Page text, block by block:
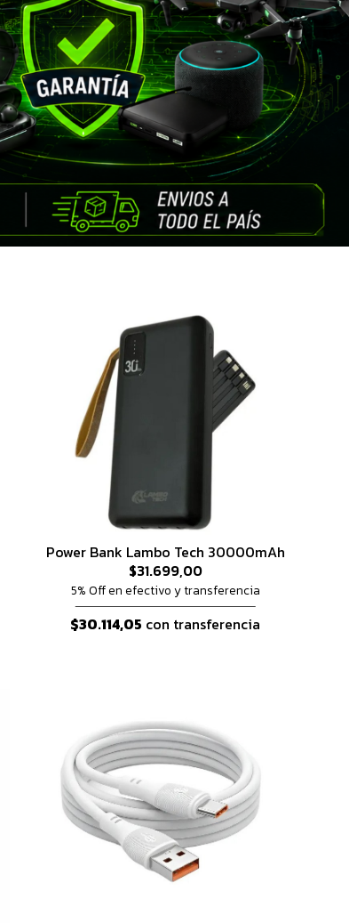
Power Bank Lambo Tech 30000mAh
$31.699,00
5% Off en efectivo y transferencia
$30.114,05 con transferencia